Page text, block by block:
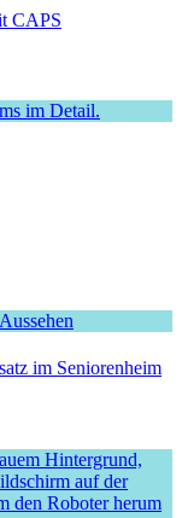
CAPS
im Seniorenheim